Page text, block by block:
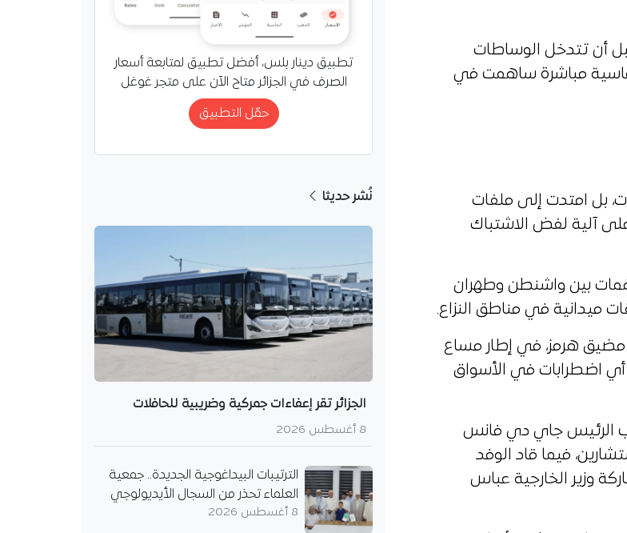
أن تتدخل الوساطات
مباشرة ساهمت في
بل امتدت إلى ملفات
على آلية لفض الاشتباك
بين واشنطن وطهران
ميدانية في مناطق النزاع.
هرمز، في إطار مساع
أي اضطرابات في الأسواق
الرئيس جاي دي فانس
فيما قاد الوفد
وزير الخارجية عباس
تطبيق دينار بلس، أفضل تطبيق لمتابعة أسعار
الصرف في الجزائر متاح الآن على متجر غوغل
حمّل التطبيق
نُشر حديثا
الجزائر تقر إعفاءات جمركية وضريبية للحافلات
8 أغسطس 2026
الترتيبات البيداغوجية الجديدة.. جمعية
العلماء تحذر من السجال الأيديولوجي
8 أغسطس 2026